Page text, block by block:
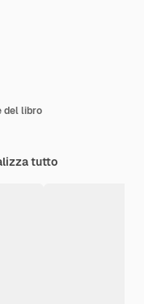
del libro
tutto